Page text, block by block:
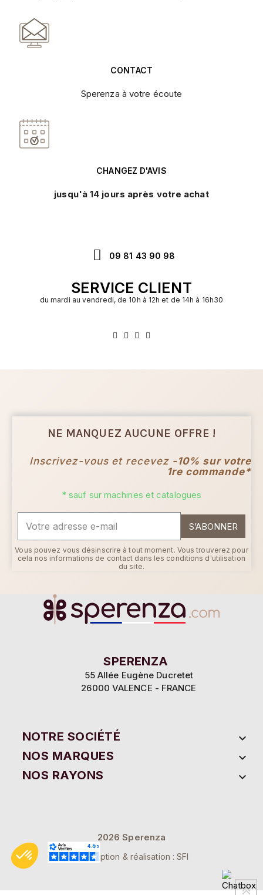
CONTACT
Sperenza à votre écoute
CHANGEZ D'AVIS
jusqu'à 14 jours après votre achat
09 81 43 90 98
SERVICE CLIENT
du mardi au vendredi, de 10h à 12h et de 14h à 16h30
NE MANQUEZ AUCUNE OFFRE !
Inscrivez-vous et recevez -10% sur votre
1re commande*
* sauf sur machines et catalogues
S’ABONNER
Vous pouvez vous désinscrire à tout moment. Vous trouverez pour
cela nos informations de contact dans les conditions d'utilisation
du site.
SPERENZA
55 Allée Eugène Ducretet
26000 VALENCE - FRANCE
NOTRE SOCIÉTÉ

NOS MARQUES

NOS RAYONS

2026 Sperenza
Conception & réalisation : SFI